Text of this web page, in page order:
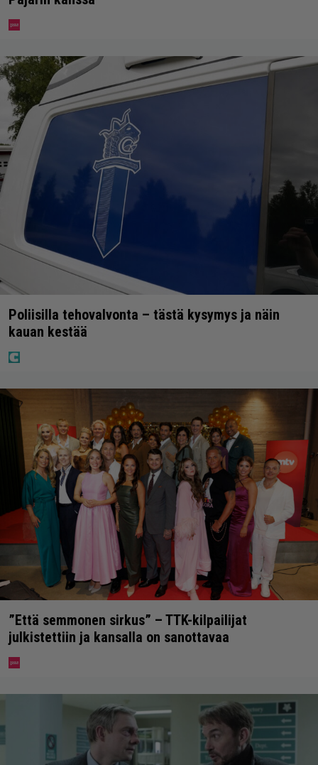
Poliisilla tehovalvonta – tästä kysymys ja näin
kauan kestää
”Että semmonen sirkus” – TTK-kilpailijat
julkistettiin ja kansalla on sanottavaa